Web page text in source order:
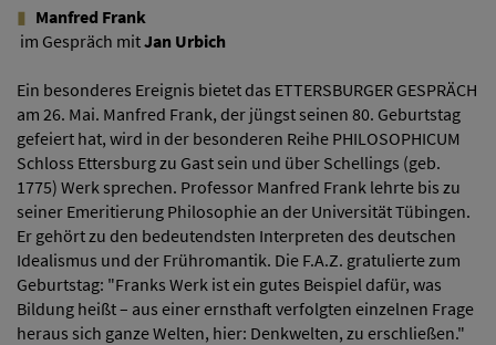
Manfred Frank
im Gespräch mitJan Urbich
Ein besonderes Ereignis bietet das ETTERSBURGER GESPRÄCH
am 26. Mai. Manfred Frank, der jüngst seinen 80. Geburtstag
gefeiert hat, wird in der besonderen Reihe PHILOSOPHICUM
Schloss Ettersburg zu Gast sein und über Schellings (geb.
1775) Werk sprechen. Professor Manfred Frank lehrte bis zu
seiner Emeritierung Philosophie an der Universität Tübingen.
Er gehört zu den bedeutendsten Interpreten des deutschen
Idealismus und der Frühromantik. Die F.A.Z. gratulierte zum
Geburtstag: "Franks Werk ist ein gutes Beispiel dafür, was
Bildung heißt – aus einer ernsthaft verfolgten einzelnen Frage
heraus sich ganze Welten, hier: Denkwelten, zu erschließen."